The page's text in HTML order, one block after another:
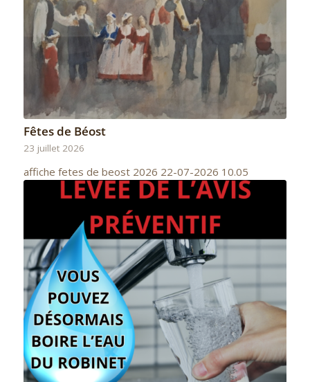
Fêtes de Béost
23 juillet 2026
affiche fetes de beost 2026 22-07-2026 10.05